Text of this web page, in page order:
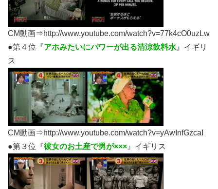
CM動画⇒http://www.youtube.com/watch?v=77k4cO0uzLw
●第４位『アホみたいにパワーが出る清涼飲料水 』イギリ
ス
CM動画⇒http://www.youtube.com/watch?v=yAwInfGzcaI
●第３位『彼女のお土産で男が××× 』イギリス